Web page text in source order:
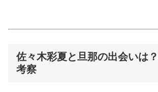
佐々木彩夏と旦那の出会いは
考察